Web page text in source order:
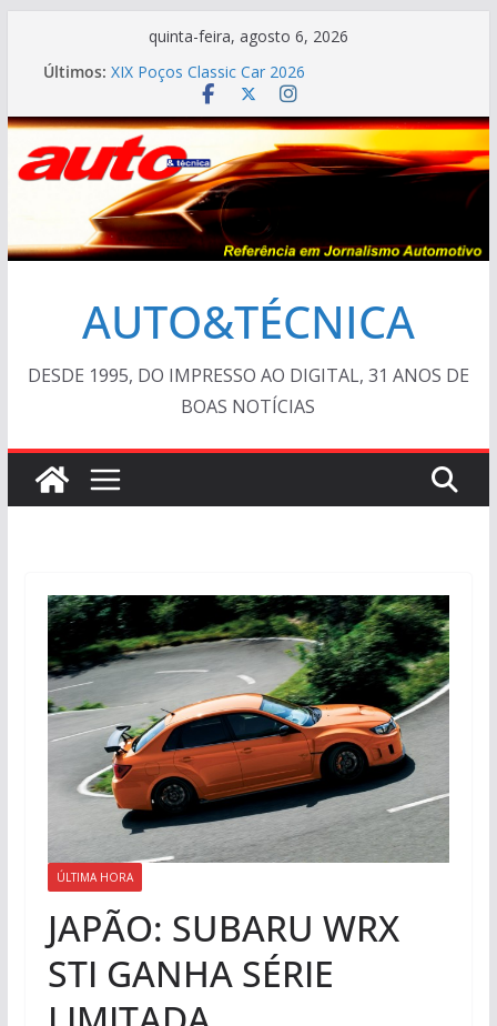
conteúdo
quinta-feira, agosto 6, 2026
Últimos: XIX Poços Classic Car 2026
Cristiano Ronaldo mostra sua garagem
Ferrari Luce 2026: esgotada em dois meses
Em crise, BMW vai demitir 8.000 na Alemanha
AUTO&TÉCNICA FILES #138 – Ferrari F40 1987
AUTO&TÉCNICA
DESDE 1995, DO IMPRESSO AO DIGITAL, 31 ANOS DE
BOAS NOTÍCIAS
ÚLTIMA HORA
JAPÃO: SUBARU WRX
STI GANHA SÉRIE